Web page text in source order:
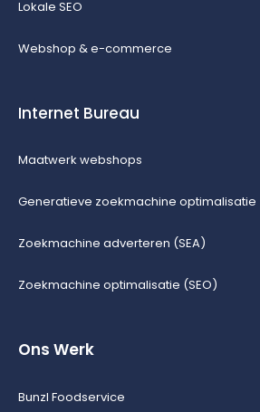
Lokale SEO
Webshop & e-commerce
Internet Bureau
Maatwerk webshops
Generatieve zoekmachine optimalisatie
Zoekmachine adverteren (SEA)
Zoekmachine optimalisatie (SEO)
Ons Werk
Bunzl Foodservice